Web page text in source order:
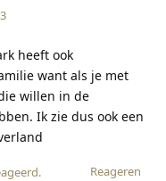
heeft ook
want als je met
willen in de
Ik zie dus ook een
Reageren
.